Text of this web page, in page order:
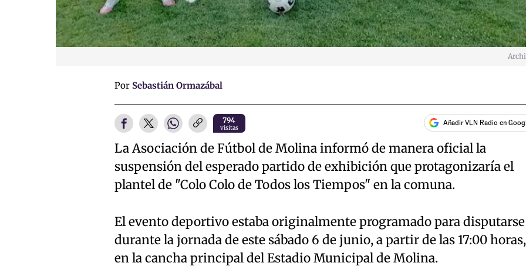
Por Sebastián Ormazábal
794
visitas
Añadir VLN Radio en
La Asociación de Fútbol de Molina informó de manera oficial la
suspensión del esperado partido de exhibición que protagonizaría el
plantel de "Colo Colo de Todos los Tiempos" en la comuna.
El evento deportivo estaba originalmente programado para disputarse
durante la jornada de este sábado 6 de junio, a partir de las 17:00 horas,
en la cancha principal del Estadio Municipal de Molina.